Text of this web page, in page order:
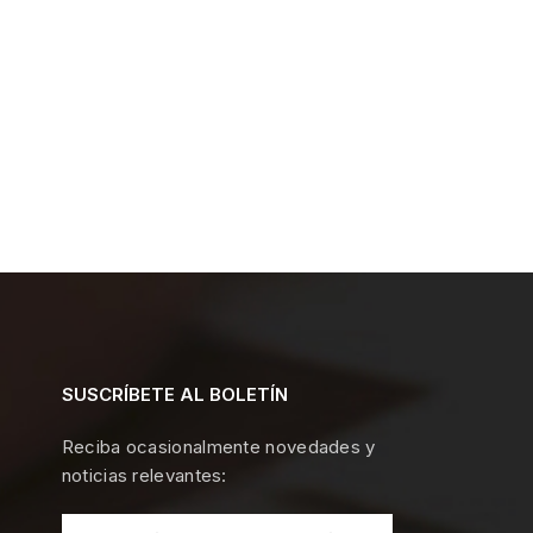
SUSCRÍBETE AL BOLETÍN
Reciba ocasionalmente novedades y
noticias relevantes: